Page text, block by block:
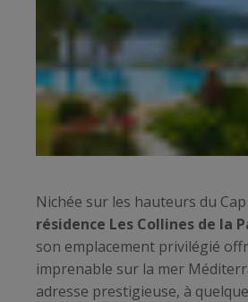
Nichée sur les hauteurs du
résidence Les Collines de la
son emplacement privilégié
imprenable sur la mer
adresse prestigieuse, à